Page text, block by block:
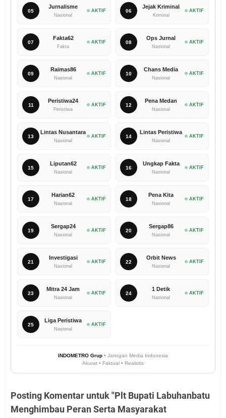
05
Jurnalisme
Nasional
AKTIF 06
Jejak Kriminal
Kriminal
AKTIF
07
Fakta62
Fakta
AKTIF 08
Ops Jurnal
Nasional
AKTIF
09
Raimas86
Nasional
AKTIF 10
Chans Media
Nasional
AKTIF
11
Peristiwa24
Peristiwa
AKTIF 12
Pena Medan
Nasional
AKTIF
13
Lintas Nusantara
Nasional
AKTIF 14
Lintas Peristiwa
Nasional
AKTIF
15
Liputan62
Nasional
AKTIF 16
Ungkap Fakta
Nasional
AKTIF
17
Harian62
Nasional
AKTIF 18
Pena Kita
Nasional
AKTIF
19
Sergap24
Nasional
AKTIF 20
Sergap86
Nasional
AKTIF
21
Investigasi
Nasional
AKTIF 22
Orbit News
Nasional
AKTIF
23
Mitra 24 Jam
Nasional
AKTIF 24
1 Detik
Nasional
AKTIF
25
Liga Peristiwa
Nasional
AKTIF
INDOMETRO Grup • Jaringan Media Indonesia
Akurat • Faktual • Realistis
Posting Komentar untuk "Plt Bupati Labuhanbatu
Menghimbau Peran Serta Masyarakat